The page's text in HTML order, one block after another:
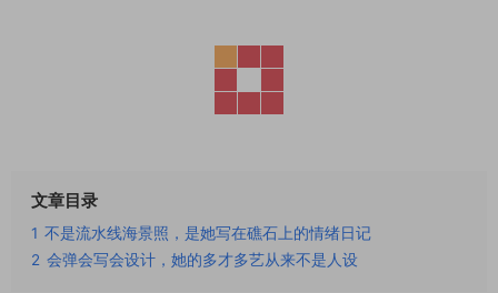
文章目录
1 不是流水线海景照，是她写在礁石上的情绪日记
2 会弹会写会设计，她的多才多艺从来不是人设